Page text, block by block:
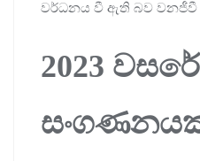
වර්ධනය වී ඇති බව වනජීවී
2023